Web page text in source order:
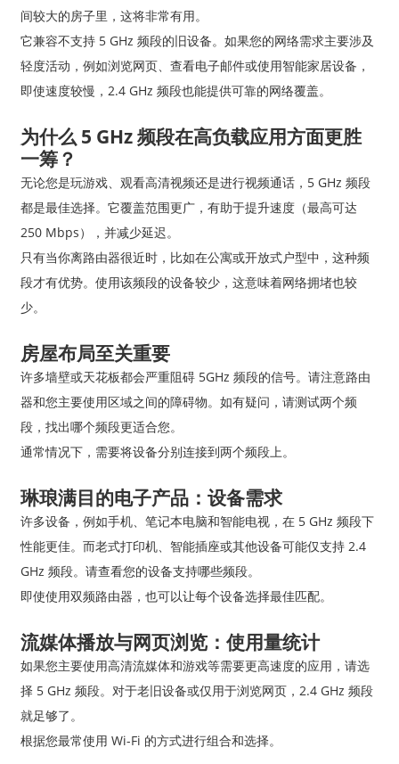
间较大的房子里，这将非常有用。
它兼容不支持 5 GHz 频段的旧设备。如果您的网络需求主要涉及
轻度活动，例如浏览网页、查看电子邮件或使用智能家居设备，
即使速度较慢，2.4 GHz 频段也能提供可靠的网络覆盖。
为什么 5 GHz 频段在高负载应用方面更胜
一筹？
无论您是玩游戏、观看高清视频还是进行视频通话，5 GHz 频段
都是最佳选择。它覆盖范围更广，有助于提升速度（最高可达
250 Mbps），并减少延迟。
只有当你离路由器很近时，比如在公寓或开放式户型中，这种频
段才有优势。使用该频段的设备较少，这意味着网络拥堵也较
少。
房屋布局至关重要
许多墙壁或天花板都会严重阻碍 5GHz 频段的信号。请注意路由
器和您主要使用区域之间的障碍物。如有疑问，请测试两个频
段，找出哪个频段更适合您。
通常情况下，需要将设备分别连接到两个频段上。
琳琅满目的电子产品：设备需求
许多设备，例如手机、笔记本电脑和智能电视，在 5 GHz 频段下
性能更佳。而老式打印机、智能插座或其他设备可能仅支持 2.4
GHz 频段。请查看您的设备支持哪些频段。
即使使用双频路由器，也可以让每个设备选择最佳匹配。
流媒体播放与网页浏览：使用量统计
如果您主要使用高清流媒体和游戏等需要更高速度的应用，请选
择 5 GHz 频段。对于老旧设备或仅用于浏览网页，2.4 GHz 频段
就足够了。
根据您最常使用 Wi-Fi 的方式进行组合和选择。